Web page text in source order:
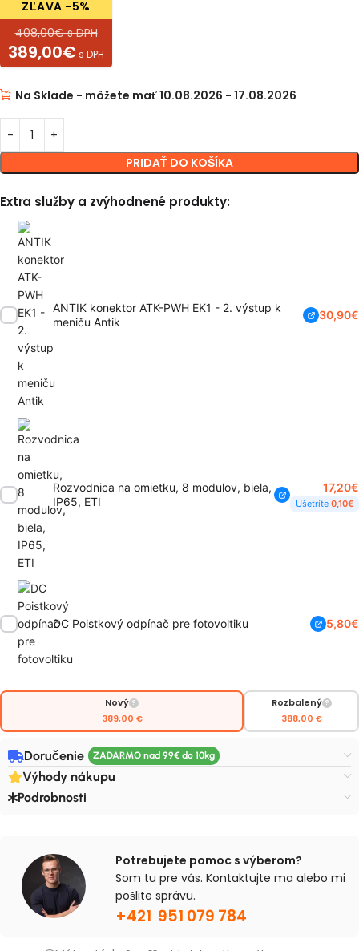
ZĽAVA -5%
408,00€ s DPH
389,00€s DPH
Na Sklade - môžete mať 10.08.2026 - 17.08.2026
PRIDAŤ DO KOŠÍKA
Extra služby a zvýhodnené produkty:
ANTIK konektor ATK-PWH EK1 - 2. výstup k
meniču Antik
30,90€
Rozvodnica na omietku, 8 modulov, biela,
IP65, ETI
17,20€
Ušetríte 0,10€
DC Poistkový odpínač pre fotovoltiku 5,80€
Nový ?
389,00 €
Rozbalený ?
388,00 €
Doručenie
Výhody nákupu
Podrobnosti
Potrebujete pomoc s výberom?
Som tu pre vás. Kontaktujte ma alebo mi
pošlite správu.
+421 951 079 784